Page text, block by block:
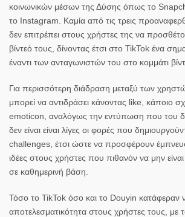
κοινωνικών μέσων της Δύσης όπως το
το Instagram . Καμία από τις τρεις
δεν επιτρέπει στους χρήστες της να
βίντεό τους, δίνοντας έτσι στο TikTok ένα
έναντι των ανταγωνιστών του στο κομμάτι
Για περισσότερη διάδραση μεταξύ των
μπορεί να αντιδράσει κάνοντας like, κάποιο
emoticon, αναλόγως την εντύπωση που του
δεν είναι είναι λίγες οι φορές που
challenges, έτσι ώστε να προσφέρουν
ιδέες στους χρήστες που πιθανόν να μην
σε καθημερινή βάση.
Τόσο το TikTok όσο και το Douyin κατάφεραν
αποτελεσματικότητα στους χρήστες τους, με